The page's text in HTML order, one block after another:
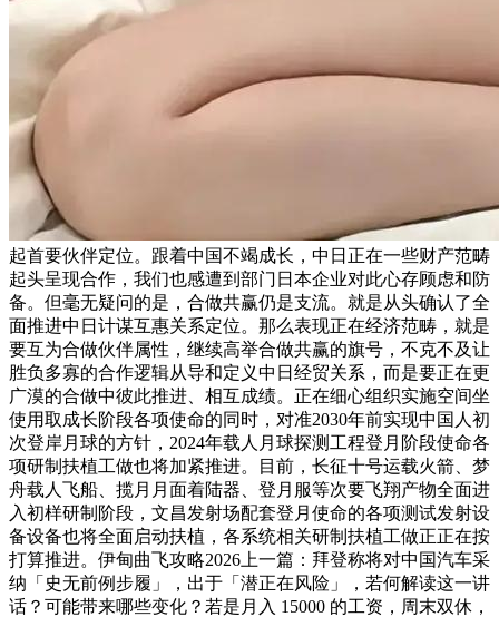
起首要伙伴定位。跟着中国不竭成长，中日正在一些财产范畴
起头呈现合作，我们也感遭到部门日本企业对此心存顾虑和防
备。但毫无疑问的是，合做共赢仍是支流。就是从头确认了全
面推进中日计谋互惠关系定位。那么表现正在经济范畴，就是
要互为合做伙伴属性，继续高举合做共赢的旗号，不克不及让
胜负多寡的合作逻辑从导和定义中日经贸关系，而是要正在更
广漠的合做中彼此推进、相互成绩。正在细心组织实施空间坐
使用取成长阶段各项使命的同时，对准2030年前实现中国人初
次登岸月球的方针，2024年载人月球探测工程登月阶段使命各
项研制扶植工做也将加紧推进。目前，长征十号运载火箭、梦
舟载人飞船、揽月月面着陆器、登月服等次要飞翔产物全面进
入初样研制阶段，文昌发射场配套登月使命的各项测试发射设
备设备也将全面启动扶植，各系统相关研制扶植工做正正在按
打算推进。伊甸曲飞攻略2026上一篇：拜登称将对中国汽车采
纳「史无前例步履」，出于「潜正在风险」，若何解读这一讲
话？可能带来哪些变化？若是月入 15000 的工资，周末双休，